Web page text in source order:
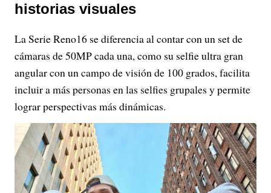
historias visuales
La Serie Reno16 se diferencia al contar con un set de
cámaras de 50MP cada una, como su selfie ultra gran
angular con un campo de visión de 100 grados, facilita
incluir a más personas en las selfies grupales y permite
lograr perspectivas más dinámicas.